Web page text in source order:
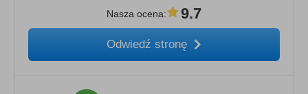
Nasza ocena: 9.7
Odwiedź stronę